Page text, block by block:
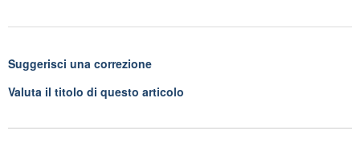
Suggerisci una correzione
Valuta il titolo di questo articolo